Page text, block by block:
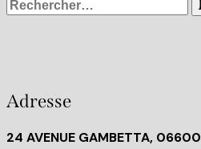
Adresse
24 AVENUE GAMBETTA,